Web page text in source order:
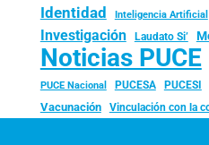
Identidad Inteligencia Artificial
Investigación Laudato Si’
Noticias PUCE
PUCE Nacional PUCESA PUCESI
Vacunación
Vinculación con la